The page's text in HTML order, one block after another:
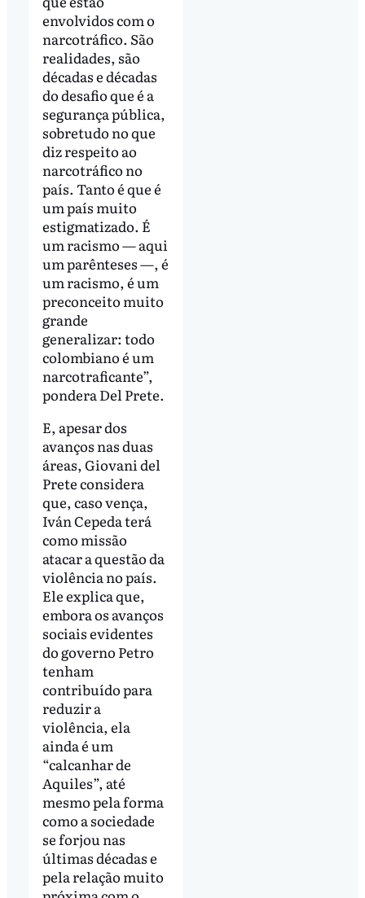
envolvidos com o
narcotráfico. São
realidades, são
décadas e décadas
do desafio que é a
segurança pública,
sobretudo no que
diz respeito ao
narcotráfico no
país. Tanto é que é
um país muito
estigmatizado. É
um racismo — aqui
um parênteses —, é
um racismo, é um
preconceito muito
grande
generalizar: todo
colombiano é um
narcotraficante”,
pondera Del Prete.
E, apesar dos
avanços nas duas
áreas, Giovani del
Prete considera
que, caso vença,
Iván Cepeda terá
como missão
atacar a questão da
violência no país.
Ele explica que,
embora os avanços
sociais evidentes
do governo Petro
tenham
contribuído para
reduzir a
violência, ela
ainda é um
“calcanhar de
Aquiles”, até
mesmo pela forma
como a sociedade
se forjou nas
últimas décadas e
pela relação muito